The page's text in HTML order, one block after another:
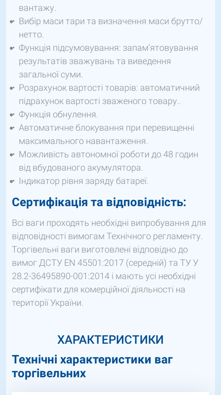
вантажу.
Вибір маси тари та визначення маси брутто/
нетто.
Функція підсумовування: запам’ятовування
результатів зважувань та виведення
загальної суми.
Розрахунок вартості товарів: автоматичний
підрахунок вартості зваженого товару..
Функція обнулення.
Автоматичне блокування при перевищенні
максимального навантаження.
Можливість автономної роботи до 48 годин
від вбудованого акумулятора.
Індикатор рівня заряду батареї.
Сертифікація та відповідність:
Всі ваги проходять необхідні випробування для
відповідності вимогам Технічного регламенту.
Торгівельні ваги виготовлені відповідно до
вимог ДСТУ EN 45501:2017 (середній) та ТУ У
28.2-36495890-001:2014 і мають усі необхідні
сертифікати для комерційної діяльності на
території України.
ХАРАКТЕРИСТИКИ
Технічні характеристики ваг
торгівельних